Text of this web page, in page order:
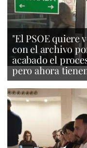
"El PSOE quiere
con el archivo
acabado el
pero ahora